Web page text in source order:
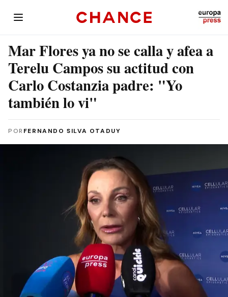
Mar Flores ya no se calla y afea a
Terelu Campos su actitud con
Carlo Costanzia padre: "Yo
también lo vi"
POR FERNANDO SILVA OTADUY